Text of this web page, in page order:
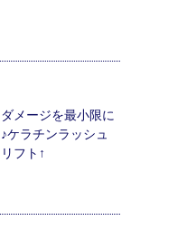
ダメージを最小限に
♪ケラチンラッシュ
リフト↑